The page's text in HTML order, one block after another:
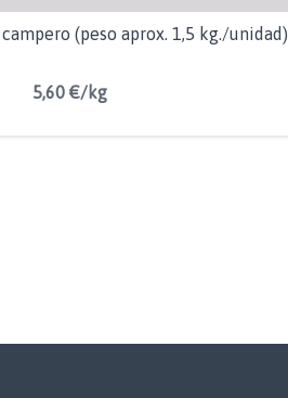
(peso aprox. 1,5 kg./unidad)
5,60 €/kg